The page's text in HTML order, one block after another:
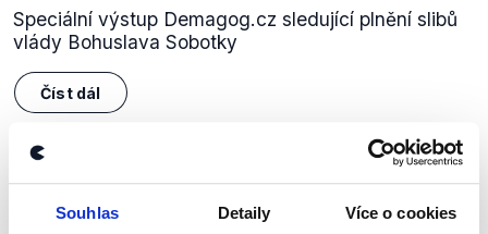
Souhlas Detaily Více o cookies
Speciální výstup Demagog.cz sledující plnění slibů
vlády Bohuslava Sobotky
Číst dál
Zůstaňme v kontaktu